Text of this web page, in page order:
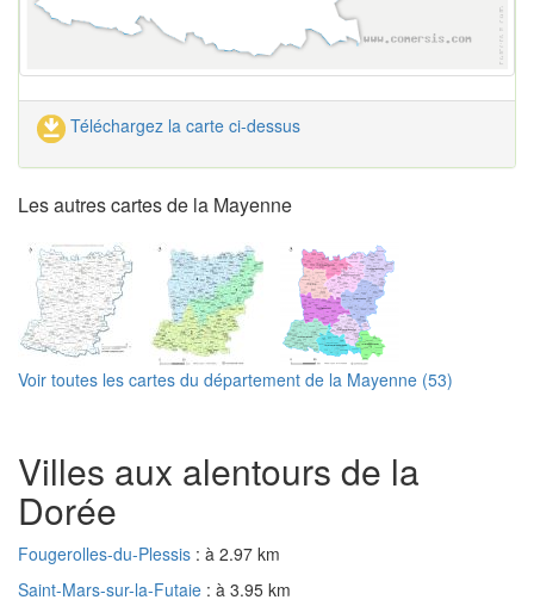
Téléchargez la carte ci-dessus
Les autres cartes de la Mayenne
Voir toutes les cartes du département de la Mayenne (53)
Villes aux alentours de la
Dorée
Fougerolles-du-Plessis : à 2.97 km
Saint-Mars-sur-la-Futaie : à 3.95 km